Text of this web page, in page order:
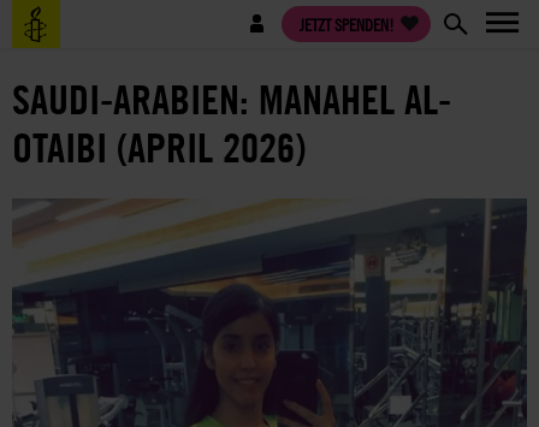
Direkt
zum
Benutzermenü JETZT SPENDEN!
SAUDI-ARABIEN: MANAHEL AL-
OTAIBI (APRIL 2026)